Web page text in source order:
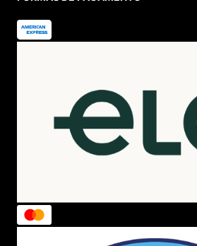
escolher entre uma ampla gama de
jaquetas isoladas,corta-ventoe
precisa de uma mochila resistente
aventuras, a mochila The North
escolha. Com compartimentos
duráveis e designs
oferecem espaço suficiente para
entusiastas de atividades ao ar
amplamente reconhecida por
desempenho, atendendo às